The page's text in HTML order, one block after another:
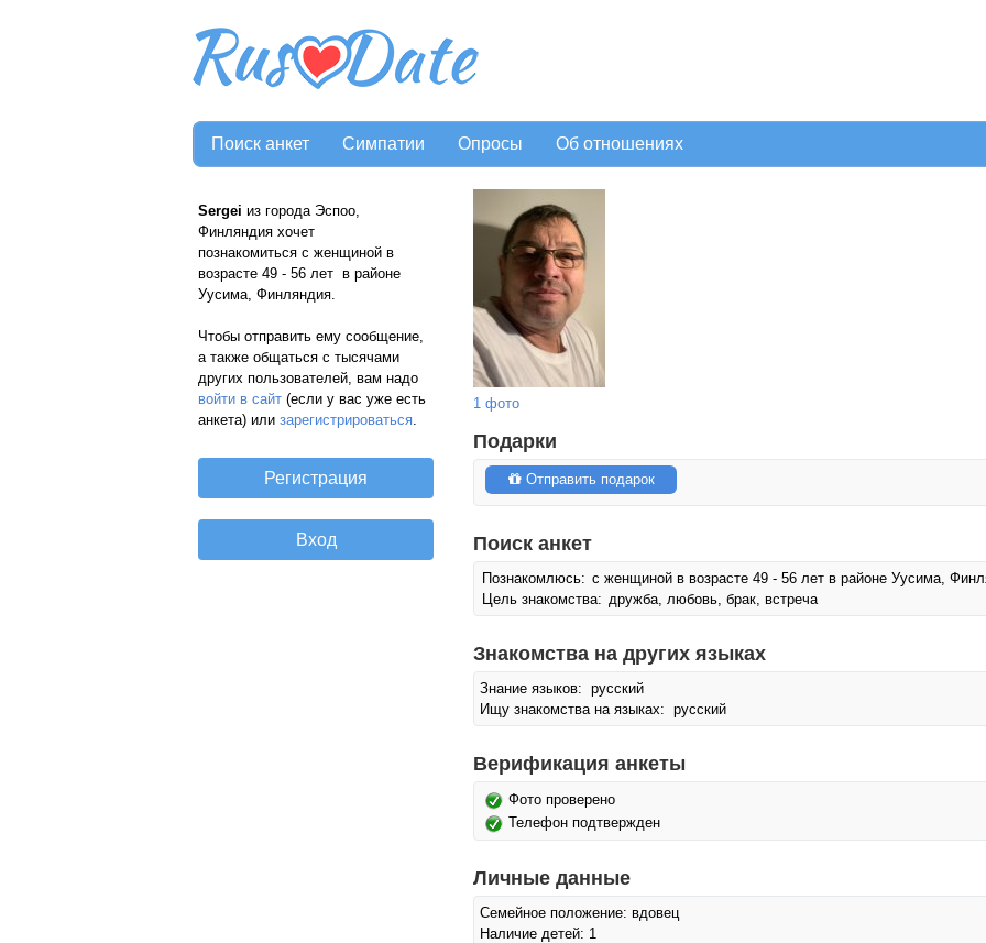
Поиск анкет Симпатии Опросы Об отношениях
Sergei из города Эспоо,
Финляндия хочет
познакомиться с женщиной в
возрасте 49 - 56 лет в районе
Уусима, Финляндия.
Чтобы отправить ему сообщение,
а также общаться с тысячами
других пользователей, вам надо
войти в сайт (если у вас уже есть
анкета) или зарегистрироваться.
1 фото
Подарки
Отправить подарок
Поиск анкет
Познакомлюсь: с женщиной в возрасте 49 - 56 лет в районе Уусима,
Цель знакомства: дружба, любовь, брак, встреча
Знакомства на других языках
Знание языков: русский
Ищу знакомства на языках: русский
Верификация анкеты
Фото проверено
Телефон подтвержден
Личные данные
Семейное положение: вдовец
Наличие детей: 1